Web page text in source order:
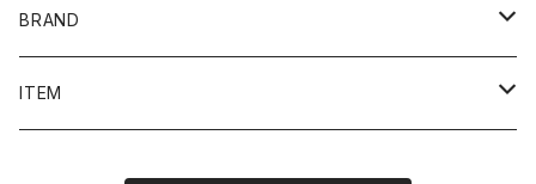
BRAND
NIKE
ITEM